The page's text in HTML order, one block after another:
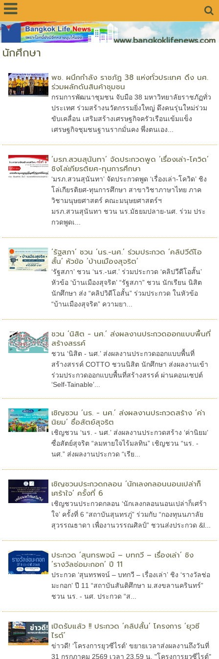
www.bangkoklifenews.com
นักศึกษา
พช. ผนึกกำลัง ราชภัฏ 38 แห่งทั่วประเทศ ดึง นศ.
ร่วมผลักดันสินค้าชุมชน
กรมการพัฒนาชุมชน จับมือ 38 มหาวิทยาลัยราชภัฏทั่ว
ประเทศ ร่วมสร้างนวัตกรรมยิ่งใหญ่ ดึงคนรุ่นใหม่ร่วม
ขับเคลื่อน เสริมสร้างเศรษฐกิจครัวเรือนเข้มแข็ง
เศรษฐกิจชุมชนฐานรากมั่นคง พึ่งตนเอง...
‘มรภ.สวนสุนันทา’ จัดประกวดพูด ‘เรื่องเล่า-โควิด’
ชิงโล่เกียรติยศ-ทุนการศึกษา
‘มรภ.สวนสุนันทา’ จัดประกวดพูด ‘เรื่องเล่า-โควิด’ ชิง
โล่เกียรติยศ-ทุนการศึกษา สาขาวิชาภาษาไทย ภาค
วิชามนุษยศาสตร์ คณะมนุษยศาสตร์ฯ
มรภ.สวนสุนันทา ชวน นร.มัธยมปลาย-นศ. ร่วม ประ
กวดพูดเ...
‘รัฐสภา’ ชวน ‘นร.-นศ.’ ร่วมประกวด ‘คลิปวีดีโอ
สั้น’ หัวข้อ ‘บ้านเมืองสุจริต’
‘รัฐสภา’ ชวน ‘นร.-นศ.’ ร่วมประกวด ‘คลิปวีดีโอสั้น’
หัวข้อ ‘บ้านเมืองสุจริต’ “รัฐสภา” ชวน นักเรียน นิสิต​
นักศึกษา ส่ง “คลิปวิดีโอสั้น” ร่วมประกวด ในหัวข้อ
“บ้านเมืองสุจริต” ความยา...
ชวน ‘นิสิต - นศ.’ ส่งผลงานประกวดออกแบบพื้นที่
สร้างสรรค์
ชวน ‘นิสิต - นศ.’ ส่งผลงานประกวดออกแบบพื้นที่
สร้างสรรค์ COTTO ชวนนิสิต นักศึกษา ส่งผลงานเข้า
ร่วมประกวดออกแบบพื้นที่สร้างสรรค์ ผ่านคอนเซปต์
‘Self-Tainable’...
เชิญชวน ‘นร. - นศ.’ ส่งผลงานประกวดสร้าง ‘ค่า
นิยม’ ซื่อสัตย์สุจริต
เชิญชวน ‘นร. - นศ.’ ส่งผลงานประกวดสร้าง ‘ค่านิยม’
ซื่อสัตย์สุจริต “ลมหายใจไร้มลทิน” เชิญชวน “นร. -
นศ.” ส่งผลงานประกวด “เรีย...
เชิญชวนประกวดกลอน ‘นักเลงกลอนนอนเปล่าก็
เศร้าใจ’ ครั้งที่ 6
เชิญชวนประกวดกลอน ‘นักเลงกลอนนอนเปล่าก็เศร้า
ใจ’ ครั้งที่ 6 “สถาบันสุนทรภู่” ร่วมกับ “กองทุนนภาลัย
สุวรรณธาดา เพื่องานวรรณศิลป์” ชวนส่งประกวด &l...
ประกวด ‘สุนทรพจน์ – บทกวี – เรื่องเล่า’ ชิง
‘รางวัลช่อมะกอก’ ปี 11
ประกวด ‘สุนทรพจน์ – บทกวี – เรื่องเล่า’ ชิง ‘รางวัลช่อ
มะกอก’ ปี 11 “สถาบันสันติศึกษา ม.สงขลานครินทร์”
ชวน นร. - นศ. ประกวด “ส...
เปิดรับแล้ว !! ประกวด ‘คลิปสั้น’ โครงการ ‘ยุวซี
ไรต์’
ข่าวดี! ‘โครงการยุวซีไรต์' ขยายเวลาส่งผลงานถึงวันที่
31 กรกฎาคม 2569 เวลา 23.59 น. "โครงการยุวซีไรต์"